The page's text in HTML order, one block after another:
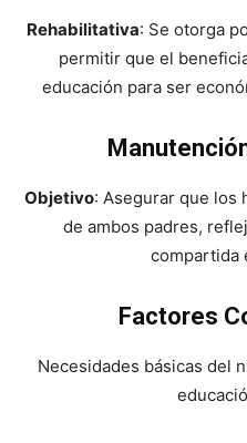
Rehabilitativa: Se otorga
permitir que el
educación para ser
Objetivo: Asegurar que los
de ambos padres,
compartida
Factores
Necesidades básicas del